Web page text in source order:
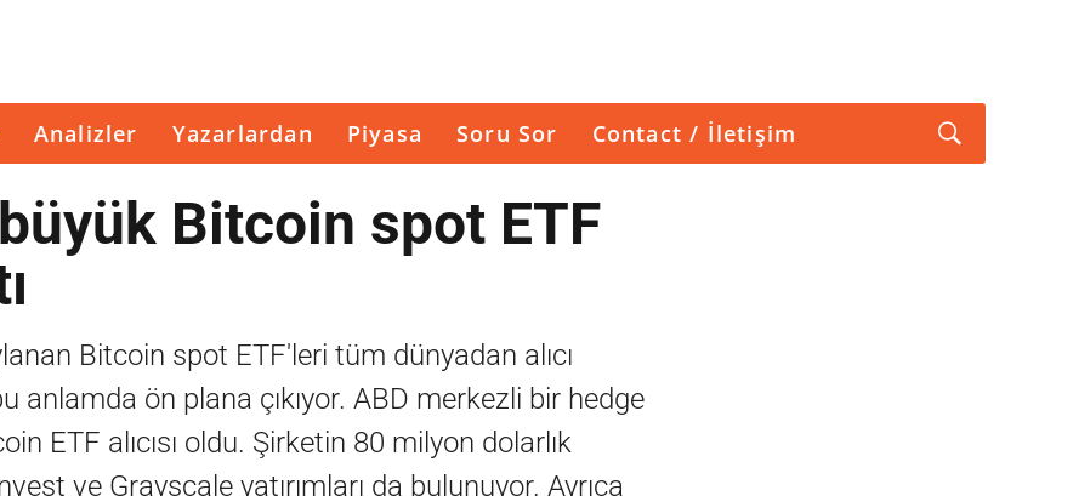
Analizler Yazarlardan Piyasa Soru Sor Contact / İletişim
Bitcoin spot ETF
Bitcoin spot ETF'leri tüm dünyadan alıcı
anlamda ön plana çıkıyor. ABD merkezli bir hedge
ETF alıcısı oldu. Şirketin 80 milyon dolarlık
ve Grayscale yatırımları da bulunuyor. Ayrıca